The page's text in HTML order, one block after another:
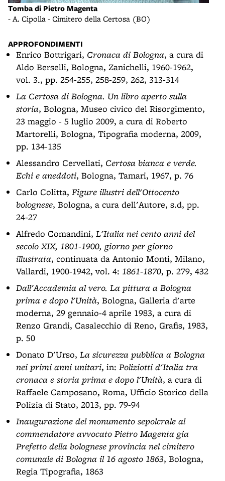
Tomba di Pietro Magenta
- A. Cipolla - Cimitero della Certosa (BO)
APPROFONDIMENTI
Enrico Bottrigari, Cronaca di Bologna, a cura di
Aldo Berselli, Bologna, Zanichelli, 1960-1962,
vol. 3., pp. 254-255, 258-259, 262, 313-314
La Certosa di Bologna. Un libro aperto sulla
storia, Bologna, Museo civico del Risorgimento,
23 maggio - 5 luglio 2009, a cura di Roberto
Martorelli, Bologna, Tipografia moderna, 2009,
pp. 134-135
Alessandro Cervellati, Certosa bianca e verde.
Echi e aneddoti, Bologna, Tamari, 1967, p. 76
Carlo Colitta, Figure illustri dell'Ottocento
bolognese, Bologna, a cura dell'Autore, s.d, pp.
24-27
Alfredo Comandini, L'Italia nei cento anni del
secolo XIX, 1801-1900, giorno per giorno
illustrata, continuata da Antonio Monti, Milano,
Vallardi, 1900-1942, vol. 4: 1861-1870, p. 279, 432
Dall'Accademia al vero. La pittura a Bologna
prima e dopo l'Unità, Bologna, Galleria d'arte
moderna, 29 gennaio-4 aprile 1983, a cura di
Renzo Grandi, Casalecchio di Reno, Grafis, 1983,
p. 50
Donato D'Urso, La sicurezza pubblica a Bologna
nei primi anni unitari, in: Poliziotti d'Italia tra
cronaca e storia prima e dopo l'Unità, a cura di
Raffaele Camposano, Roma, Ufficio Storico della
Polizia di Stato, 2013, pp. 79-94
Inaugurazione del monumento sepolcrale al
commendatore avvocato Pietro Magenta gia
Prefetto della bolognese provincia nel cimitero
comunale di Bologna il 16 agosto 1863, Bologna,
Regia Tipografia, 1863